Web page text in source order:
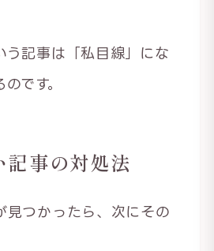
う記事は「私目線」にな
です。
記事の対処法
見つかったら、次にその